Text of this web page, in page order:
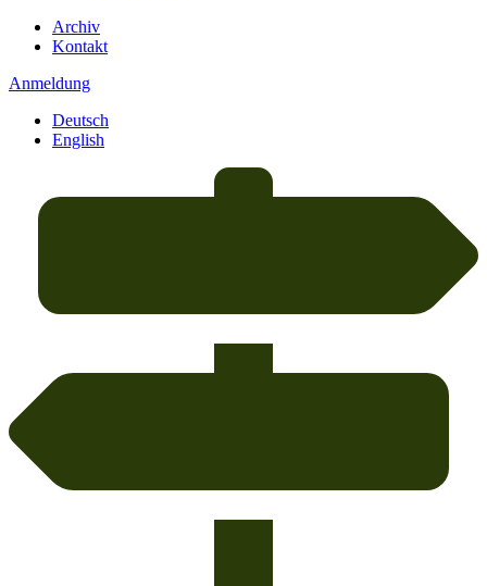
Archiv
Kontakt
Anmeldung
Deutsch
English